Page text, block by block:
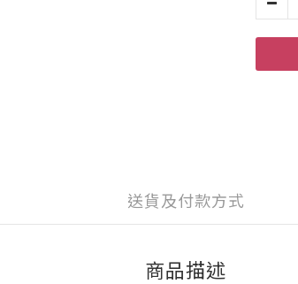
送貨及付款方式
商品描述